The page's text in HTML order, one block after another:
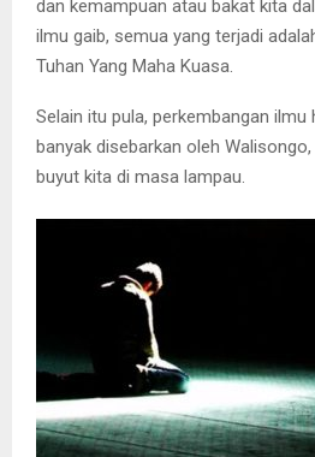
dan kemampuan atau bakat kita
ilmu gaib, semua yang terjadi
Tuhan Yang Maha Kuasa.
Selain itu pula, perkembangan
banyak disebarkan oleh
buyut kita di masa lampau.